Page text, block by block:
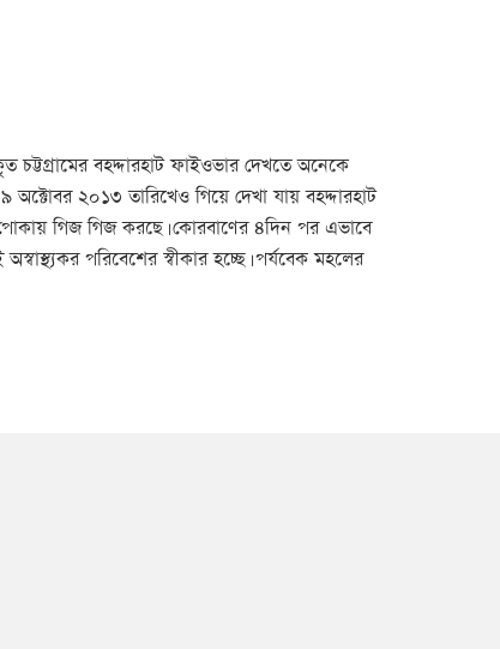
বহদ্দারহাট ফাইওভার দেখতে অনেকে
২০১৩ তারিখেও গিয়ে দেখা যায় বহদ্দারহাট
গিজ গিজ করছে। কোরবাণের ৪দিন পর এভাবে
পরিবেশের স্বীকার হচ্ছে। পর্যবেক মহলের